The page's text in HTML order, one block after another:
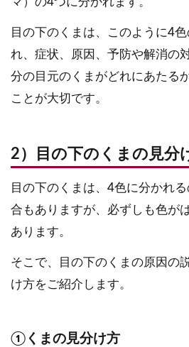
目の下のくまは、このように4
れ、症状、原因、予防や解消の
分の目元のくまがどれにあたる
ことが大切です。
2）目の下のくまの見分
目の下のくまは、4色に分かれ
合もありますが、必ずしも色が
あります。
そこで、目の下のくまの原因の
け方をご紹介します。
①くまの見分け方